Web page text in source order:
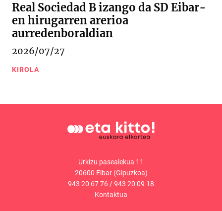
Real Sociedad B izango da SD Eibar-
en hirugarren arerioa
aurredenboraldian
2026/07/27
KIROLA
Urkizu pasealekua 11
20600 Eibar (Gipuzkoa)
943 20 67 76/943 20 09 18
Kontaktua